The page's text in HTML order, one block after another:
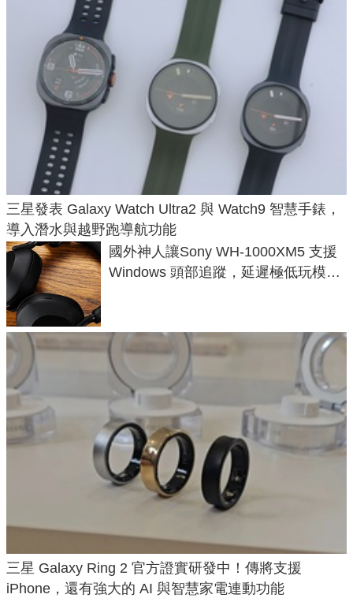
三星發表 Galaxy Watch Ultra2 與 Watch9 智慧手錶，
導入潛水與越野跑導航功能
國外神人讓Sony WH-1000XM5 支援
Windows 頭部追蹤，延遲極低玩模擬
三星 Galaxy Ring 2 官方證實研發中！傳將支援
iPhone，還有強大的 AI 與智慧家電連動功能